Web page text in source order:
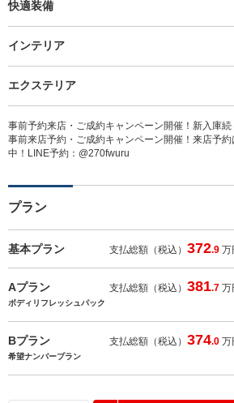
快適装備
インテリア
エクステリア
事前予約来店・ご成約キャンペーン開催！新入庫続
事前来店予約・ご成約キャンペーン開催！来店予
中！LINE予約：@270fwuru
プラン
基本プラン 支払総額（税込）372.9 万
Aプラン 支払総額（税込）381.7 万
ボディリフレッシュパック
Bプラン 支払総額（税込）374.0 万
希望ナンバープラン